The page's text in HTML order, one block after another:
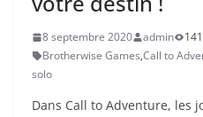
8 septembre 2020 admin
Brotherwise Games,Call to
solo
Dans Call to Adventure, les